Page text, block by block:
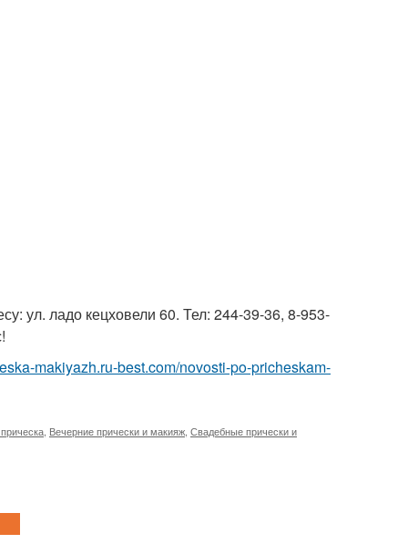
ул. ладо кецховели 60. Тел: 244-39-36, 8-953-
makiyazh.ru-best.com/novosti-po-pricheskam-
Вечерние прически и макияж Свадебные прически и